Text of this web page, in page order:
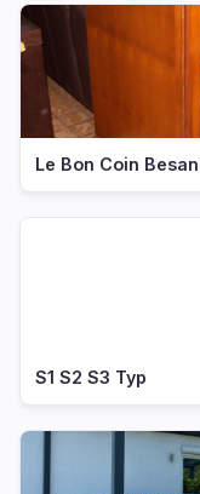
Le Bon Coin
S1 S2 S3 Typ